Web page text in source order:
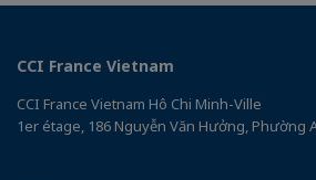
CCI France Vietnam
CCI France Vietnam Hô Chi Minh-Ville
1er étage, 186 Nguyễn Văn Hưởng, Phường